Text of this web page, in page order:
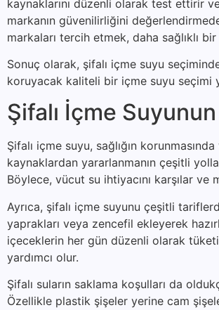
kaynaklarını düzenli olarak test ettirir
markanın güvenilirliğini
markaları tercih etmek, daha sağlıklı
Sonuç olarak, şifalı içme suyu
koruyacak kaliteli bir içme suyu seçimi
Şifalı İçme
Şifalı içme suyu, sağlığın
kaynaklardan yararlanmanın çeşitli
Böylece, vücut su ihtiyacını karşılar ve
Ayrıca, şifalı içme suyunu çeşitli
yaprakları veya zencefil ekleyerek
içeceklerin her gün düzenli olarak
yardımcı olur.
Şifalı suların saklama koşulları da
Özellikle plastik şişeler yerine cam